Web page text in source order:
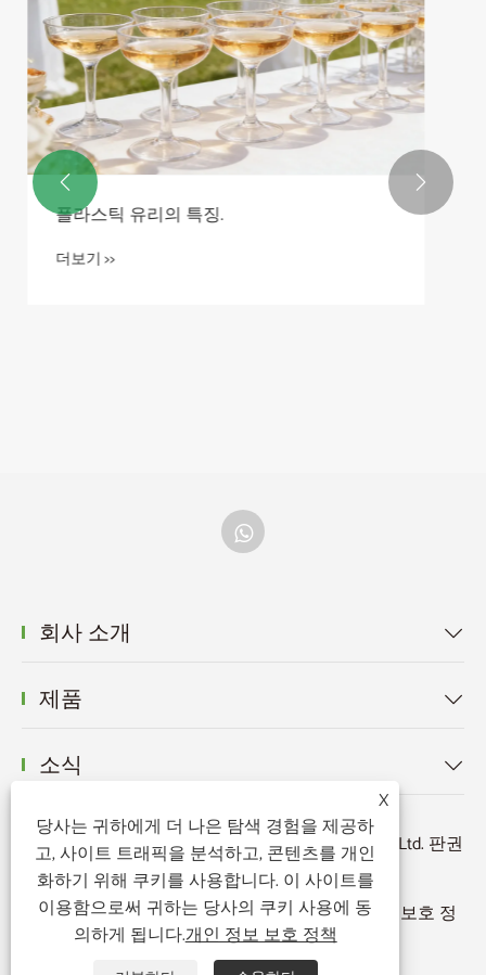
더보기 >>
 
회사 소개 
제품 
소식 
저작권 © 2026 Ningbo Powerr Plastic Products Co., Ltd. 판권
소유.
Links | Sitemap | RSS | XML | 개인 정보 보호 정
책 |
X
당사는 귀하에게 더 나은 탐색 경험을 제공하
고, 사이트 트래픽을 분석하고, 콘텐츠를 개인
화하기 위해 쿠키를 사용합니다. 이 사이트를
이용함으로써 귀하는 당사의 쿠키 사용에 동
의하게 됩니다.개인 정보 보호 정책